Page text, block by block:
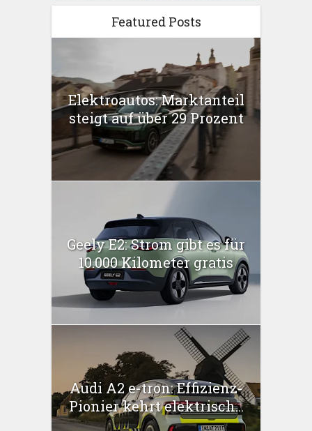
Featured Posts
Elektroautos: Marktanteil
steigt auf über 29 Prozent
Geely E2: Strom gibt es für
10.000 Kilometer gratis
Audi A2 e-tron: Effizienz-
Pionier kehrt elektrisch...